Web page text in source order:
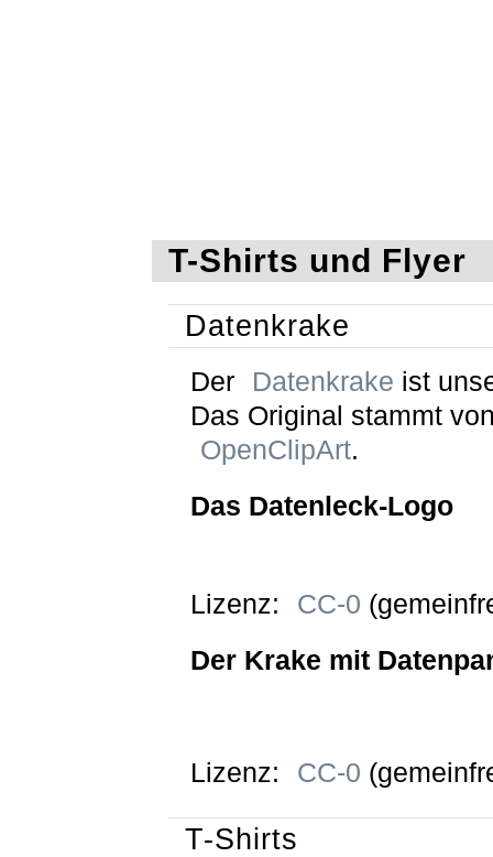
T-Shirts und Flyer
Datenkrake
Der Datenkrake ist
Das Original stammt
OpenClipArt.
Das Datenleck-Logo
Lizenz: CC-0
Der Krake mit
Lizenz: CC-0
T-Shirts